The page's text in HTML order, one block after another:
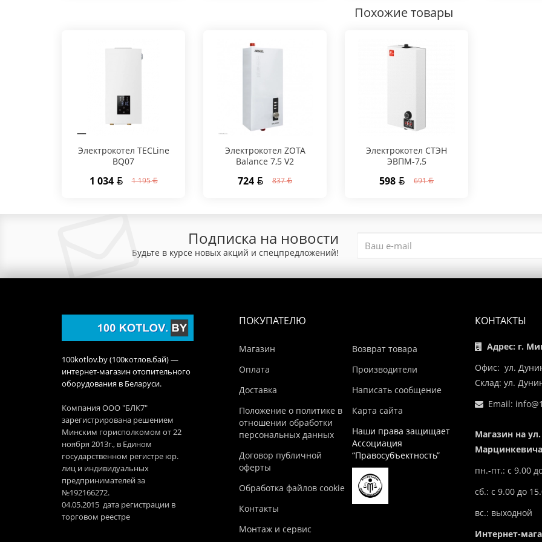
Похожие товары
Электрокотел TECLine
BQ07
1 034 1 195
Электрокотел ZOTA
Balance 7,5 V2
724 837
Электрокотел СТЭН
ЭВПМ-7,5
598 691
Подписка на новости
Будьте в курсе новых акций и спецпредложений!
100kotlov.by (100котлов.бай) —
интернет-магазин отопительного
оборудования в Беларуси.
Компания ООО "БЛК7"
зарегистрирована решением
Минским горисполкомом от 22
ноября 2013г., в Едином
государственном регистре юр.
лиц и индивидуальных
предпринимателей за
№192166272.
04.05.2015 дата регистрации в
торговом реестре
ПОКУПАТЕЛЮ
Магазин
Оплата
Доставка
Положение о политике в
отношении обработки
персональных данных
Договор публичной
оферты
Обработка файлов cookie
Контакты
Монтаж и сервис
Возврат товара
Производители
Написать сообщение
Карта сайта
Наши права защищает
Ассоциация
“Правосубъектность”
КОНТАКТЫ
Адрес: г.
Офис: ул.
Склад: ул.
Email:
Магазин на
пн.-пт.: с 9.00
сб.: с 9.00 до
вс.: выходной
Интернет-